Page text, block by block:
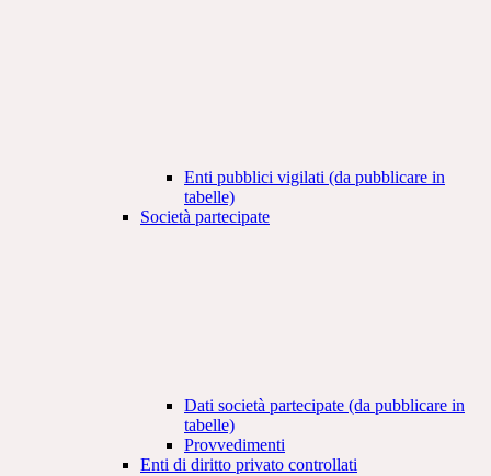
Enti pubblici vigilati (da pubblicare in
tabelle)
Società partecipate
Dati società partecipate (da pubblicare in
tabelle)
Provvedimenti
Enti di diritto privato controllati